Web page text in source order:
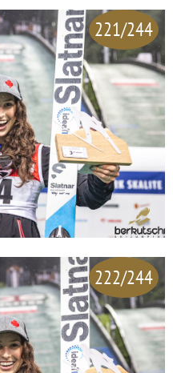
221/244
222/244